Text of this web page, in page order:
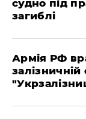
судно під
загиблі
Армія РФ
залізничній